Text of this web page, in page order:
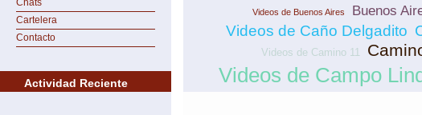
Chats
Cartelera
Contacto
Actividad Reciente
Videos de Buenos Aires Buenos
Videos de Caño Delgadito
Videos de Camino 11
Videos de Campo